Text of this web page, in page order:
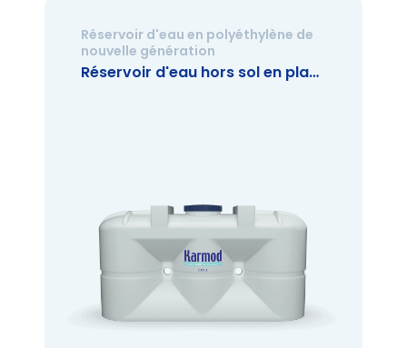
Réservoir d'eau en polyéthylène de
nouvelle génération
Réservoir d'eau hors sol en plastique de 2.000 litres (Nouvelle Génération)